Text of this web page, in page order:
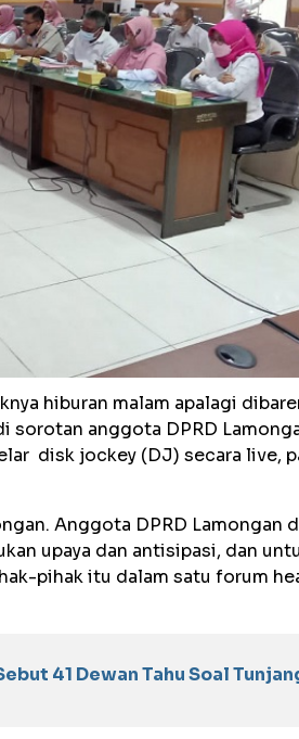
hiburan malam apalagi
sorotan anggota DPRD
disk jockey (DJ) secara live,
Anggota DPRD Lamongan
upaya dan antisipasi, dan
pihak itu dalam satu forum
41 Dewan Tahu Soal